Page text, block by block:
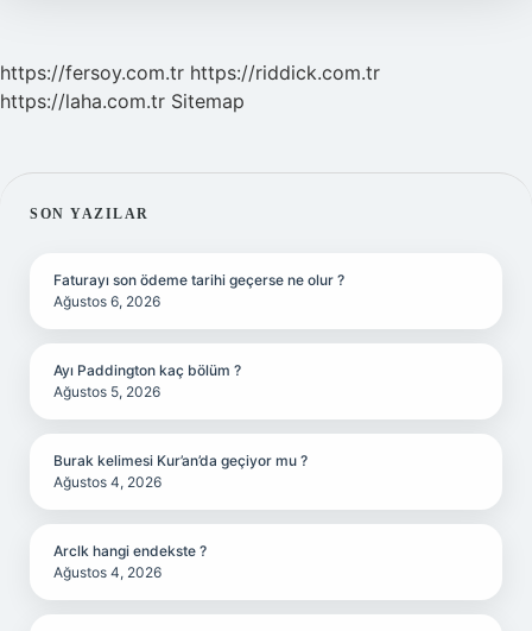
https://fersoy.com.tr https://riddick.com.tr
https://laha.com.tr Sitemap
SIDEBAR
SON YAZILAR
Faturayı son ödeme tarihi geçerse ne olur ?
Ağustos 6, 2026
Ayı Paddington kaç bölüm ?
Ağustos 5, 2026
Burak kelimesi Kur’an’da geçiyor mu ?
Ağustos 4, 2026
Arclk hangi endekste ?
Ağustos 4, 2026